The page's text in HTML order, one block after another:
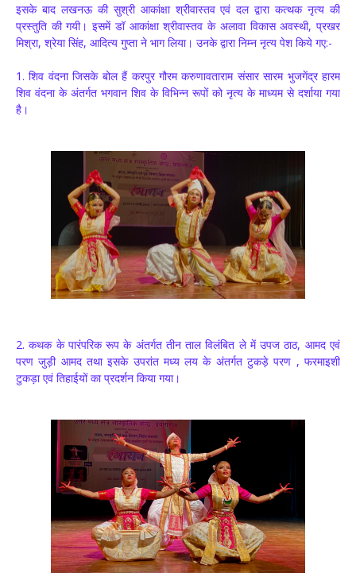
इसके बाद लखनऊ की सुश्री आकांक्षा श्रीवास्तव एवं दल द्वारा कत्थक नृत्य की
प्रस्तुति की गयी। इसमें डॉ आकांक्षा श्रीवास्तव के अलावा विकास अवस्थी, प्रखर
मिश्रा, श्रेया सिंह, आदित्य गुप्ता ने भाग लिया। उनके द्वारा निम्न नृत्य पेश किये गए:-
1. शिव वंदना जिसके बोल हैं करपुर गौरम करुणावताराम संसार सारम भुजगेंद्र हारम
शिव वंदना के अंतर्गत भगवान शिव के विभिन्न रूपों को नृत्य के माध्यम से दर्शाया गया
है।
2. कथक के पारंपरिक रूप के अंतर्गत तीन ताल विलंबित ले में उपज ठाठ, आमद एवं
परण जुड़ी आमद तथा इसके उपरांत मध्य लय के अंतर्गत टुकड़े परण , फरमाइशी
टुकड़ा एवं तिहाईयों का प्रदर्शन किया गया।